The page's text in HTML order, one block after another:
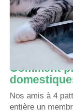
Comment
Nos amis à 4
entière un